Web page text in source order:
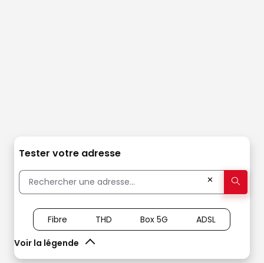
Tester votre adresse
✕
Voir la légende
Fibre THD Box 5G ADSL